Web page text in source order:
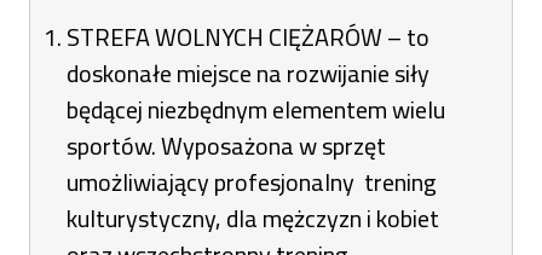
STREFA WOLNYCH CIĘŻARÓW – to
doskonałe miejsce na rozwijanie siły
będącej niezbędnym elementem wielu
sportów. Wyposażona w sprzęt
umożliwiający profesjonalny trening
kulturystyczny, dla mężczyzn i kobiet